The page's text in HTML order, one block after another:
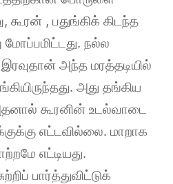
, பதுங்கிக் கிடந்த
நல்ல
அந்த மரத்தடியில்
அது தங்கிய
கூரனின் உடல்வாடை
எட்டவில்லை. மாறாக
எட்டியது.
பார்த்துவிட்டுக்